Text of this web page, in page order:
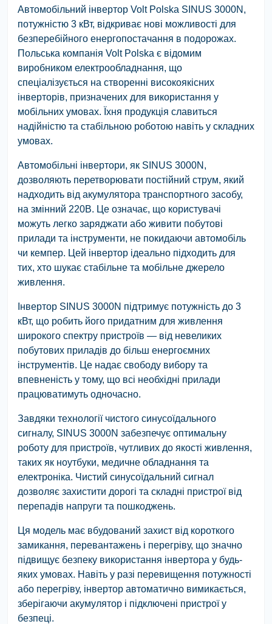
Автомобільний інвертор Volt Polska SINUS 3000N,
потужністю 3 кВт, відкриває нові можливості для
безперебійного енергопостачання в подорожах.
Польська компанія Volt Polska є відомим
виробником електрообладнання, що
спеціалізується на створенні високоякісних
інверторів, призначених для використання у
мобільних умовах. Їхня продукція славиться
надійністю та стабільною роботою навіть у складних
умовах.
Автомобільні інвертори, як SINUS 3000N,
дозволяють перетворювати постійний струм, який
надходить від акумулятора транспортного засобу,
на змінний 220В. Це означає, що користувачі
можуть легко заряджати або живити побутові
прилади та інструменти, не покидаючи автомобіль
чи кемпер. Цей інвертор ідеально підходить для
тих, хто шукає стабільне та мобільне джерело
живлення.
Інвертор SINUS 3000N підтримує потужність до 3
кВт, що робить його придатним для живлення
широкого спектру пристроїв — від невеликих
побутових приладів до більш енергоємних
інструментів. Це надає свободу вибору та
впевненість у тому, що всі необхідні прилади
працюватимуть одночасно.
Завдяки технології чистого синусоїдального
сигналу, SINUS 3000N забезпечує оптимальну
роботу для пристроїв, чутливих до якості живлення,
таких як ноутбуки, медичне обладнання та
електроніка. Чистий синусоїдальний сигнал
дозволяє захистити дорогі та складні пристрої від
перепадів напруги та пошкоджень.
Ця модель має вбудований захист від короткого
замикання, перевантажень і перегріву, що значно
підвищує безпеку використання інвертора у будь-
яких умовах. Навіть у разі перевищення потужності
або перегріву, інвертор автоматично вимикається,
зберігаючи акумулятор і підключені пристрої у
безпеці.